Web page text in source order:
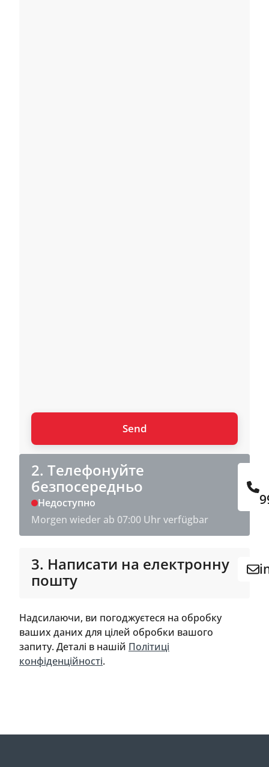
2. Телефонуйте
безпосередньо
Недоступно
Morgen wieder ab 07:00 Uhr verfügbar
3. Написати на електронну
пошту
Надсилаючи, ви погоджуєтеся на обробку
ваших даних для цілей обробки вашого
запиту. Деталі в нашій Політиці
конфіденційності.